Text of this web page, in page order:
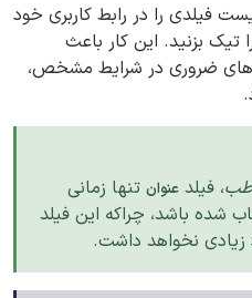
فیلدی را در رابط کاربری خود
تیک بزنید. این کار باعث
ضروری در شرایط مشخص،
، فیلد عنوان تنها زمانی
شده باشد، چراکه این فیلد
زیادی نخواهد داشت.